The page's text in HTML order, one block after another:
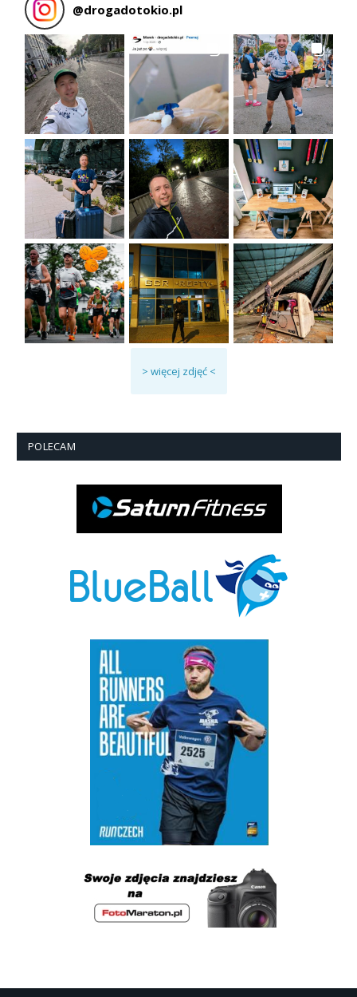
@drogadotokio.pl
> więcej zdjęć <
POLECAM